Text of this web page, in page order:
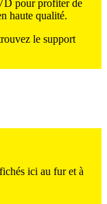
pour profiter de
haute qualité.
le support
ici au fur et à